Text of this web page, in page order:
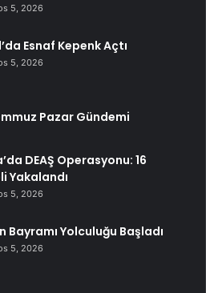
5, 2026
Esnaf Kepenk Açtı
5, 2026
Pazar Gündemi
DEAŞ Operasyonu: 16
Yakalandı
5, 2026
Bayramı Yolculuğu Başladı
5, 2026